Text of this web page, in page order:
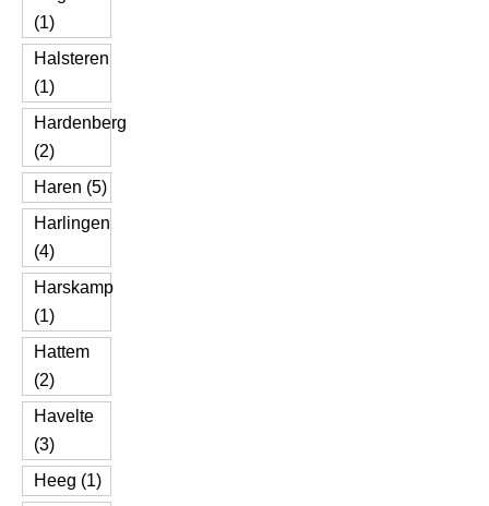
(1)
Halsteren
(1)
Hardenberg
(2)
Haren (5)
Harlingen
(4)
Harskamp
(1)
Hattem
(2)
Havelte
(3)
Heeg (1)